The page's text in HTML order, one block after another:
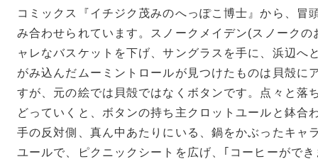
Teema
コミックス『イチジク茂みのへっぽこ博士』から、冒
み合わせられています。スノークメイデン(スノークの
ャレなバスケットを下げ、サングラスを手に、浜辺へ
がみ込んだムーミントロールが見つけたものは貝殻に
すが、元の絵では貝殻ではなくボタンです。点々と落
どっていくと、ボタンの持ち主クロットユールと鉢合
手の反対側、真ん中あたりにいる、鍋をかぶったキャ
ユールで、ピクニックシートを広げ、｢コーヒーがで